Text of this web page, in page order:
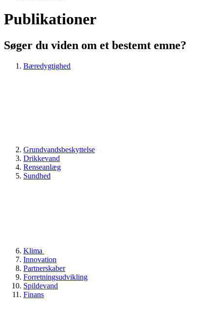
Publikationer
Søger du viden om et bestemt emne?
Bæredygtighed
Grundvandsbeskyttelse
Drikkevand
Renseanlæg
Sundhed
Klima
Innovation
Partnerskaber
Forretningsudvikling
Spildevand
Finans